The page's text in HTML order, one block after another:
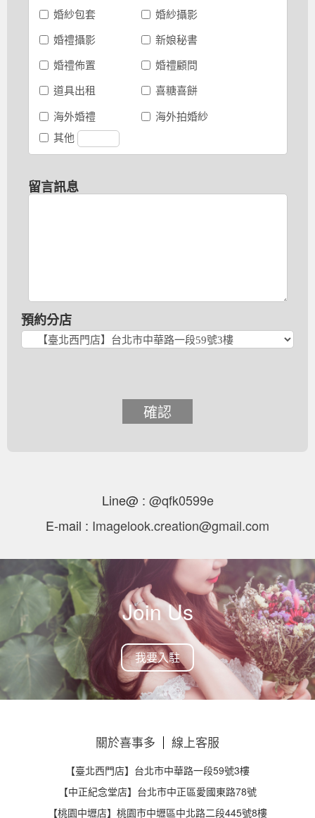
婚紗包套
婚紗攝影
婚禮攝影
新娘秘書
婚禮佈置
婚禮顧問
道具出租
喜糖喜餅
海外婚禮
海外拍婚紗
其他
留言訊息
預約分店
確認
Line@ : @qfk0599e
E-mail : Imagelook.creation@gmail.com
Join Us
我要入駐
關於喜事多 線上客服
【臺北西門店】台北市中華路一段59號3樓
【中正紀念堂店】台北市中正區愛國東路78號
【桃園中壢店】桃園市中壢區中北路二段445號8樓